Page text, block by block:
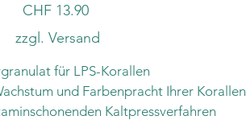
Preis
CHF 13.90
zzgl. Versand
für LPS-Korallen
und Farbenpracht Ihrer Korallen
Kaltpressverfahren